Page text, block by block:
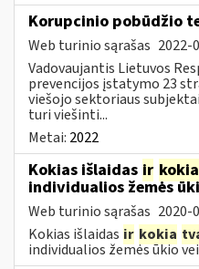
Korupcinio pobūdžio
Web turinio sąrašas 2022-
Vadovaujantis Lietuvos
prevencijos įstatymo 23
viešojo sektoriaus
turi viešinti...
Metai: 2022
Kokias išlaidas ir kokia
individualios žemės
Web turinio sąrašas 2020-
Kokias išlaidas ir kokia
individualios žemės ūkio